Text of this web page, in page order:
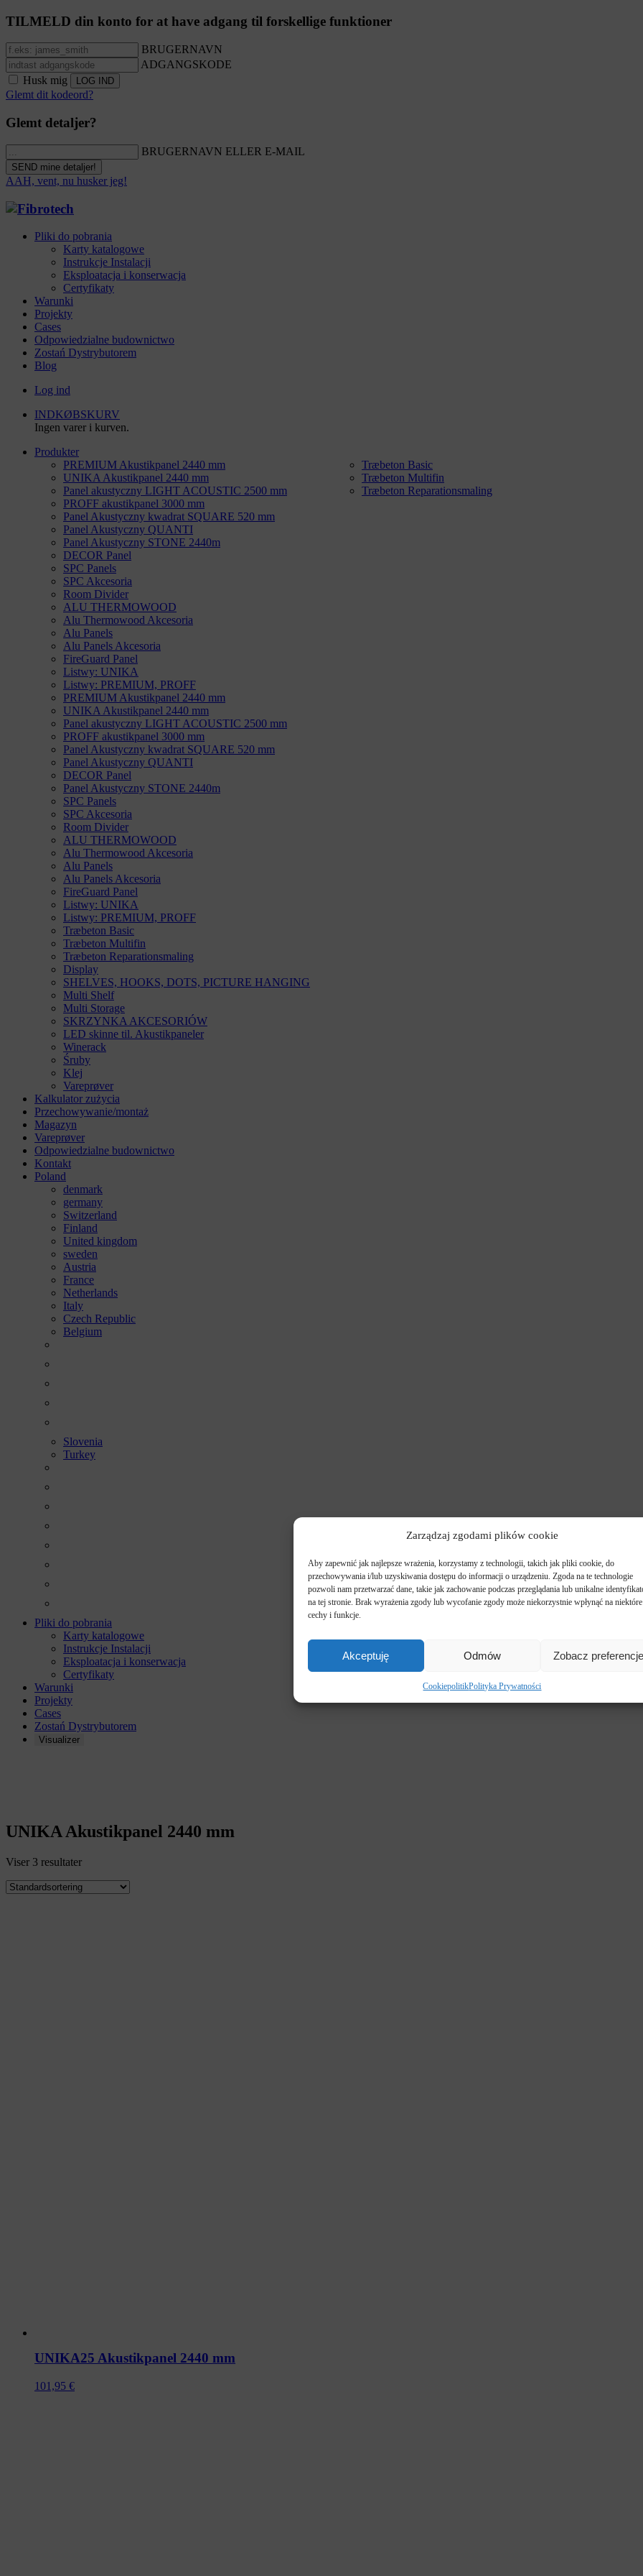
Zarządzaj zgodami plików cookie
Aby zapewnić jak najlepsze wrażenia, korzystamy z technologii, takich jak pliki cookie, do
przechowywania i/lub uzyskiwania dostępu do informacji o urządzeniu. Zgoda na te technologie
pozwoli nam przetwarzać dane, takie jak zachowanie podczas przeglądania lub unikalne
na tej stronie. Brak wyrażenia zgody lub wycofanie zgody może niekorzystnie wpłynąć na niektóre
cechy i funkcje.
Akceptuję Odmów Zobacz preferencje
CookiepolitikPolityka Prywatności
TILMELD din konto for at have adgang til forskellige funktioner
BRUGERNAVN
ADGANGSKODE
Husk mig
Glemt dit kodeord?
Glemt detaljer?
BRUGERNAVN ELLER E-MAIL
AAH, vent, nu husker jeg!
Pliki do pobrania
Karty katalogowe
Instrukcje Instalacji
Eksploatacja i konserwacja
Certyfikaty
Warunki
Projekty
Cases
Odpowiedzialne budownictwo
Zostań Dystrybutorem
Blog
Log ind
INDKØBSKURV
Ingen varer i kurven.
Produkter
PREMIUM Akustikpanel 2440 mm
UNIKA Akustikpanel 2440 mm
Panel akustyczny LIGHT ACOUSTIC 2500 mm
PROFF akustikpanel 3000 mm
Panel Akustyczny kwadrat SQUARE 520 mm
Panel Akustyczny QUANTI
Panel Akustyczny STONE 2440m
DECOR Panel
SPC Panels
SPC Akcesoria
Room Divider
ALU THERMOWOOD
Alu Thermowood Akcesoria
Alu Panels
Alu Panels Akcesoria
FireGuard Panel
Listwy: UNIKA
Listwy: PREMIUM, PROFF
Træbeton Basic
Træbeton Multifin
Træbeton Reparationsmaling
PREMIUM Akustikpanel 2440 mm
UNIKA Akustikpanel 2440 mm
Panel akustyczny LIGHT ACOUSTIC 2500 mm
PROFF akustikpanel 3000 mm
Panel Akustyczny kwadrat SQUARE 520 mm
Panel Akustyczny QUANTI
DECOR Panel
Panel Akustyczny STONE 2440m
SPC Panels
SPC Akcesoria
Room Divider
ALU THERMOWOOD
Alu Thermowood Akcesoria
Alu Panels
Alu Panels Akcesoria
FireGuard Panel
Listwy: UNIKA
Listwy: PREMIUM, PROFF
Træbeton Basic
Træbeton Multifin
Træbeton Reparationsmaling
Display
SHELVES, HOOKS, DOTS, PICTURE HANGING
Multi Shelf
Multi Storage
SKRZYNKA AKCESORIÓW
LED skinne til. Akustikpaneler
Winerack
Śruby
Klej
Vareprøver
Kalkulator zużycia
Przechowywanie/montaż
Magazyn
Vareprøver
Odpowiedzialne budownictwo
Kontakt
Poland
denmark
germany
Switzerland
Finland
United kingdom
sweden
Austria
France
Netherlands
Italy
Czech Republic
Belgium
Slovenia
Turkey
Pliki do pobrania
Karty katalogowe
Instrukcje Instalacji
Eksploatacja i konserwacja
Certyfikaty
Warunki
Projekty
Cases
Zostań Dystrybutorem
Visualizer
UNIKA Akustikpanel 2440 mm
Viser 3 resultater
UNIKA25 Akustikpanel 2440 mm
101,95 €